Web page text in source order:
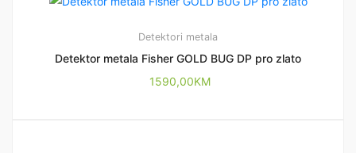
Detektori metala
Detektor metala Fisher GOLD BUG DP pro zlato
1590,00KM